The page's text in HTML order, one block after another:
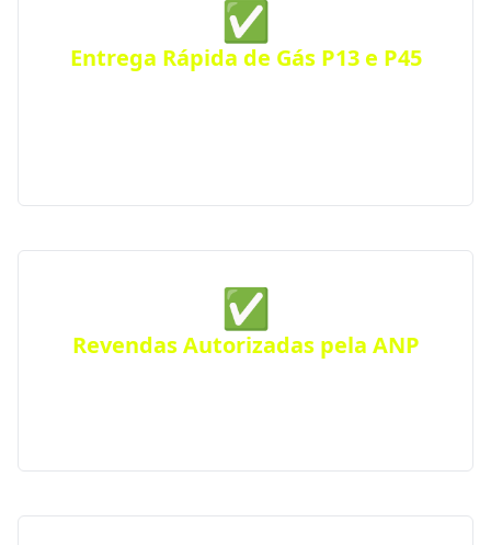
✅
Entrega Rápida de Gás P13 e P45
✅
Revendas Autorizadas pela ANP